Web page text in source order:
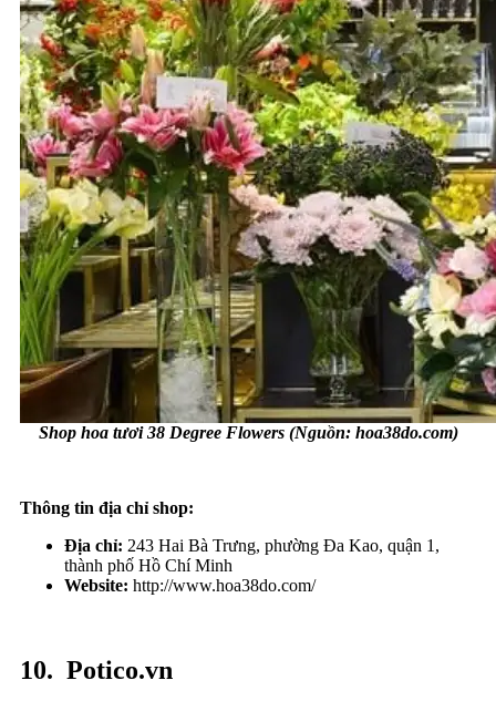
Shop hoa tươi 38 Degree Flowers (Nguồn: hoa38do.com)
Thông tin địa chỉ shop:
Địa chỉ: 243 Hai Bà Trưng, phường Đa Kao, quận 1,
thành phố Hồ Chí Minh
Website: http://www.hoa38do.com/
10. Potico.vn